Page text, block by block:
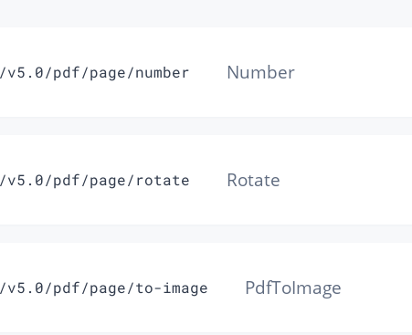
/v5.0/pdf/page/number Number
/v5.0/pdf/page/rotate Rotate
/v5.0/pdf/page/to-image PdfToImage